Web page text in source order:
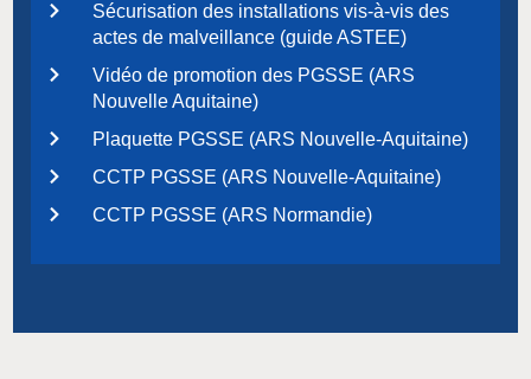
Sécurisation des installations vis-à-vis des
actes de malveillance (guide ASTEE)
Vidéo de promotion des PGSSE (ARS
Nouvelle Aquitaine)
Plaquette PGSSE (ARS Nouvelle-Aquitaine)
CCTP PGSSE (ARS Nouvelle-Aquitaine)
CCTP PGSSE (ARS Normandie)